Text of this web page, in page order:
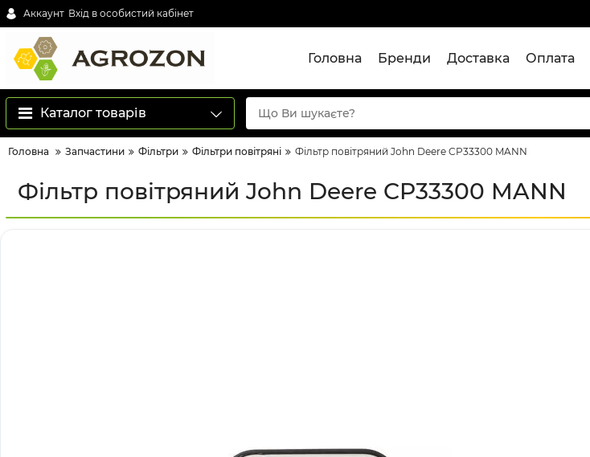
Аккаунт Вхід в особистий кабінет
Головна Бренди Доставка Оплата
Каталог товарів
Головна Запчастини Фільтри Фільтри повітряні Фільтр повітряний John Deere CP33300 MANN
Фільтр повітряний John Deere CP33300 MANN